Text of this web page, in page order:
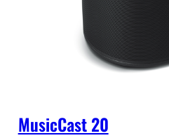
MusicCast 20